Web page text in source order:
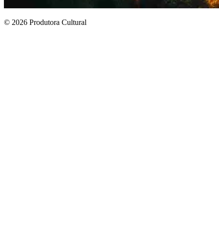
© 2026 Produtora Cultural